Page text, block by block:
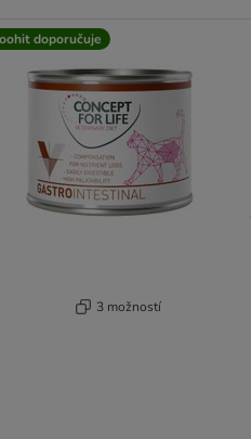
doporučuje
3 možností